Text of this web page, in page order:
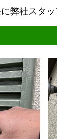
弊社スタッ